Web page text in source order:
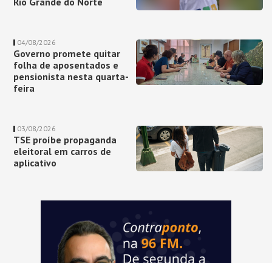
04/08/2026
Governo promete quitar
folha de aposentados e
pensionista nesta quarta-
feira
03/08/2026
TSE proíbe propaganda
eleitoral em carros de
aplicativo